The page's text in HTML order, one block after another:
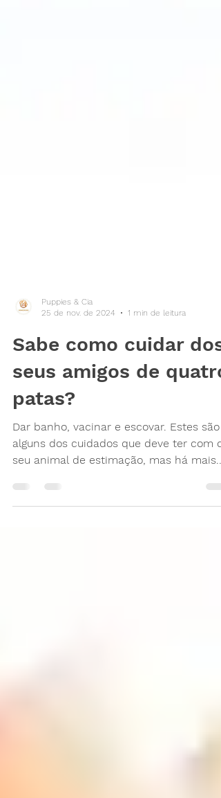
1 min de leitura
Sabe como cuidar dos
seus amigos de quatro
patas?
Dar banho, vacinar e escovar. Estes são
alguns dos cuidados que deve ter com o
seu animal de estimação, mas há mais.